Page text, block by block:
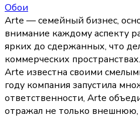
Обои
Arte — семейный бизнес,
внимание каждому аспекту
ярких до сдержанных, что
коммерческих
Arte известна своими
году компания запустила
ответственности, Arte
отражал не только